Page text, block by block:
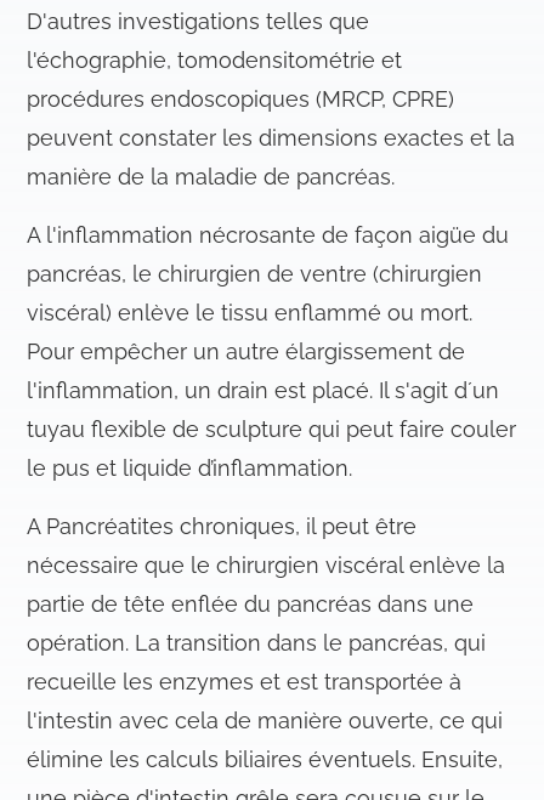
D'autres investigations telles que
l'échographie, tomodensitométrie et
procédures endoscopiques (MRCP, CPRE)
peuvent constater les dimensions exactes et la
manière de la maladie de pancréas.
A l'inflammation nécrosante de façon aigüe du
pancréas, le chirurgien de ventre (chirurgien
viscéral) enlève le tissu enflammé ou mort.
Pour empêcher un autre élargissement de
l'inflammation, un drain est placé. Il s'agit d´un
tuyau flexible de sculpture qui peut faire couler
le pus et liquide d’inflammation.
A Pancréatites chroniques, il peut être
nécessaire que le chirurgien viscéral enlève la
partie de tête enflée du pancréas dans une
opération. La transition dans le pancréas, qui
recueille les enzymes et est transportée à
l'intestin avec cela de manière ouverte, ce qui
élimine les calculs biliaires éventuels. Ensuite,